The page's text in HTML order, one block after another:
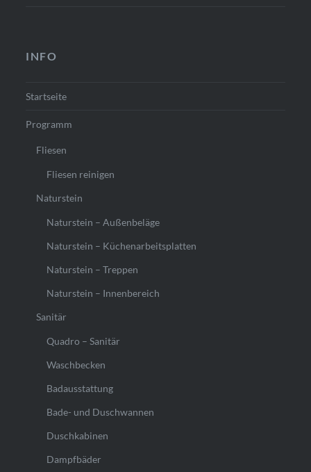
INFO
Startseite
Programm
Fliesen
Fliesen reinigen
Naturstein
Naturstein – Außenbeläge
Naturstein – Küchenarbeitsplatten
Naturstein – Treppen
Naturstein – Innenbereich
Sanitär
Quadro – Sanitär
Waschbecken
Badausstattung
Bade- und Duschwannen
Duschkabinen
Dampfbäder